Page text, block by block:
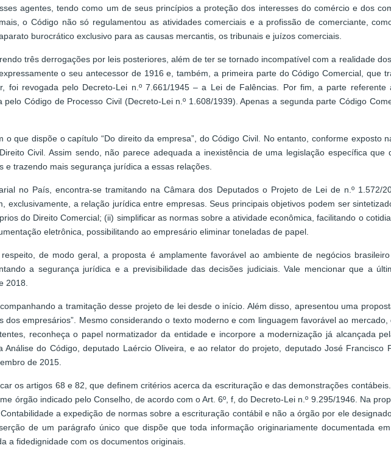
agentes, tendo como um de seus princípios a proteção dos interesses do comércio e dos
o Código não só regulamentou as atividades comerciais e a profissão de comerciante,
burocrático exclusivo para as causas mercantis, os tribunais e juízos comerciais.
três derrogações por leis posteriores, além de ter se tornado incompatível com a realidade
o seu antecessor de 1916 e, também, a primeira parte do Código Comercial, que
foi revogada pelo Decreto-Lei n.º 7.661/1945 – a Lei de Falências. Por fim, a parte
Código de Processo Civil (Decreto-Lei n.º 1.608/1939). Apenas a segunda parte Código
que dispõe o capítulo “Do direito da empresa”, do Código Civil. No entanto, conforme exposto
Civil. Assim sendo, não parece adequada a inexistência de uma legislação específica que
trazendo mais segurança jurídica a essas relações.
no País, encontra-se tramitando na Câmara dos Deputados o Projeto de Lei de n.º 1.572/
exclusivamente, a relação jurídica entre empresas. Seus principais objetivos podem ser
do Direito Comercial; (ii) simplificar as normas sobre a atividade econômica, facilitando o
eletrônica, possibilitando ao empresário eliminar toneladas de papel.
de modo geral, a proposta é amplamente favorável ao ambiente de negócios
a segurança jurídica e a previsibilidade das decisões judiciais. Vale mencionar que a
2018.
a tramitação desse projeto de lei desde o início. Além disso, apresentou uma
dos empresários”. Mesmo considerando o texto moderno e com linguagem favorável ao
reconheça o papel normatizador da entidade e incorpore a modernização já alcançada
do Código, deputado Laércio Oliveira, e ao relator do projeto, deputado José Francisco
de 2015.
os artigos 68 e 82, que definem critérios acerca da escrituração e das demonstrações
órgão indicado pelo Conselho, de acordo com o Art. 6º, f, do Decreto-Lei n.º 9.295/1946. Na
a expedição de normas sobre a escrituração contábil e não a órgão por ele
de um parágrafo único que dispõe que toda informação originariamente documentada
a fidedignidade com os documentos originais.